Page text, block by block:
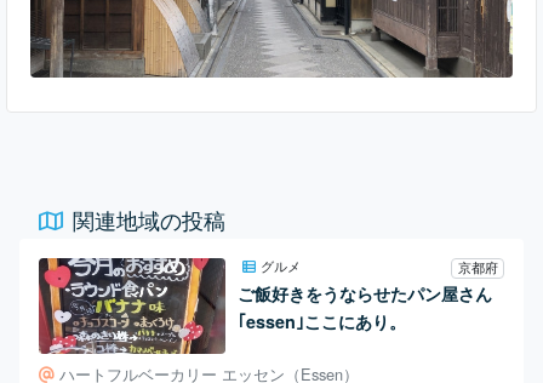
関連地域の投稿
グルメ 京都府
ご飯好きをうならせたパン屋さん
｢essen｣ここにあり。
ハートフルベーカリー エッセン（Essen）